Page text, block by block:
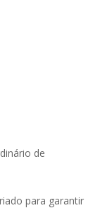
de
para garantir